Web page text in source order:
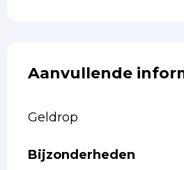
Aanvullende
Geldrop
Bijzonderheden